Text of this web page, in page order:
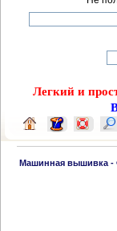
Легкий и
Машинная вышивка -